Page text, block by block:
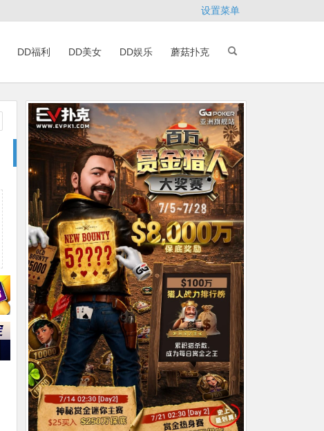
设置菜单
DD福利 DD美女 DD娱乐 蘑菇扑克